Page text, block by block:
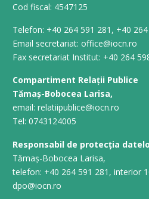
Cod fiscal: 4547125
Telefon: +40 264 591 281, +40
Email secretariat: office@iocn.ro
Fax secretariat Institut: +40 264
Compartiment Relații Publice
Tămaș-Bobocea Larisa,
email: relatiipublice@iocn.ro
Tel: 0743124005
Responsabil de protecția
Tămaș-Bobocea Larisa,
telefon: +40 264 591 281, interior
dpo@iocn.ro